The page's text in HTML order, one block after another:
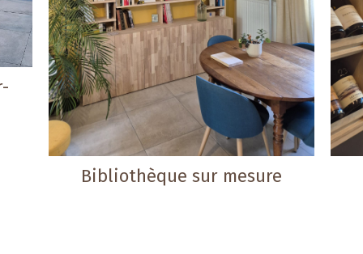
Bibliothèque sur mesure